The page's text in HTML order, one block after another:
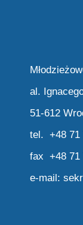
al.
51-612
tel. +48 71
fax +48 71
e-mail: